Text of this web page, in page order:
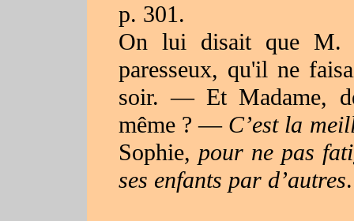
p. 301.
On lui disait que M.
paresseux, qu'il ne
soir. — Et Madame,
même ? — C’est la
Sophie, pour ne pas
ses enfants par d’autres.